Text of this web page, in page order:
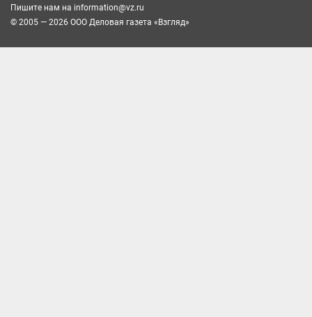
Пишите нам на information@vz.ru
© 2005 — 2026 ООО Деловая газета «Взгляд»